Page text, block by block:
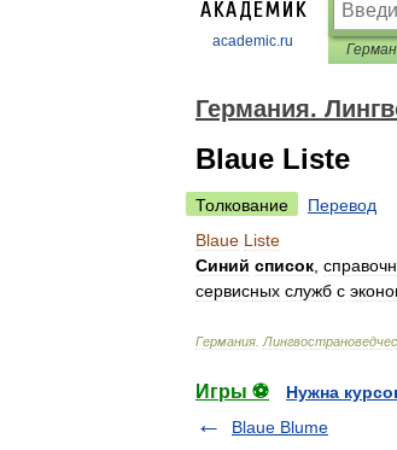
academic.ru
Германия.
Blaue Liste
Толкование
Перевод
Blaue Liste
Синий список
сервисных служб с
Германия
Игры ⚽
Нужна
Blaue Blume